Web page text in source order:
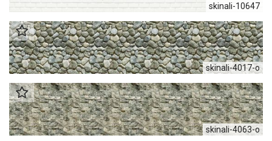
skinali-10647
skinali-4017-o
skinali-4063-o